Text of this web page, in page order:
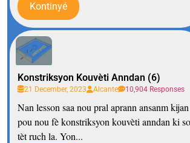
Kontinyé
Konstriksyon Kouvèti Anndan (6)
21 December, 2023 Alcante 10,904 Responses
Nan lesson saa nou pral aprann ansanm kijan
pou nou fè konstriksyon kouvèti anndan ki
tèt ruch la. Yon...